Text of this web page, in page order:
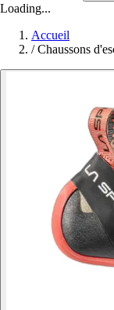
Loading...
Accueil
/ Chaussons